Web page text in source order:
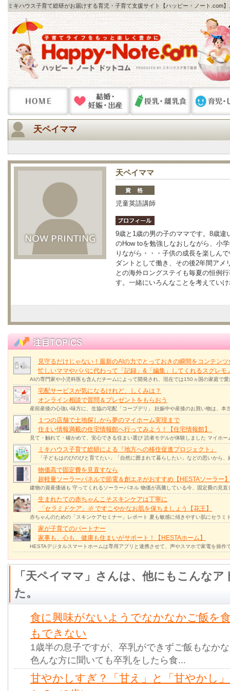
ミキハウス子育て総研がお届けする育児・子育て支援サイト【ハッピー・ノート
天ペイママ
天ペイママ
児童英語講師
9歳と1歳の男の子のママです。8歳
のHow toを勉強しなおしながら、小
りながら・・・子供の成長を楽しん
ダントとして働き、その後2年間アメ
との海外ロングステイも毎夏の恒例
す。一緒にいろんなことを考えてい
見守るだけじゃない！最新のAIの力でとっておきの瞬間をコンテンツ
忙しいママやパパに代わって「記録」&「編集」してくれるスグレモ
AIの専門家や小児科医も含んだチームによって開発され、現在では150ヵ国の家庭で
宅配サービスが気になるけれど、しくみは？
オンライン相談で質問＆プレゼントをもらおう
産前産後の心強い味方に、生協の宅配「コープデリ」 妊娠中や産後のお買い物は、
１つの店舗で土地探しから夢のマイホーム実現まで
住まい情報満載の住宅情報館へ行ってみよう！【住宅情報館】
見て・触れて・確かめて、安心できる住まい選び 読者モデルが体験しました マイホ
ミキハウス子育て総研による『地方への移住促進プロジェクト』
「子どもはのびのびと育てたい」「自然に囲まれて暮らしたい」などの思いから
物価高で固定費を見直すなら
超軽量ソーラーパネルで節電＆創エネがおすすめ【HESTAソーラー】
建物の資産価値も 守ってくれるソーラーパネル 物価が高騰している今、固定費の見
生まれたての赤ちゃんこそスキンケアは丁寧に
「セラミドケア」 ※ですこやかなお肌を保ちましょう【花王】
赤ちゃんのための「スキンケアセミナー」レポート 夏も敏感に傾きやすい肌にセラ
家が子育てのパートナー
家事も、心も、健康も住まいがサポート！【HESTAホーム】
HESTAデジタルスマートホームは専用アプリと連携させて、声やスマホで家電を操
「天ペイママ」さんは、他にもこんな
た。
食に興味がないようでなかなかご飯を
もできない
1歳半の息子ですが、卒乳ができずご飯もなか
色んな方に聞いても卒乳をしたら食...
甘やかしすぎ？「甘え」と「甘やかし